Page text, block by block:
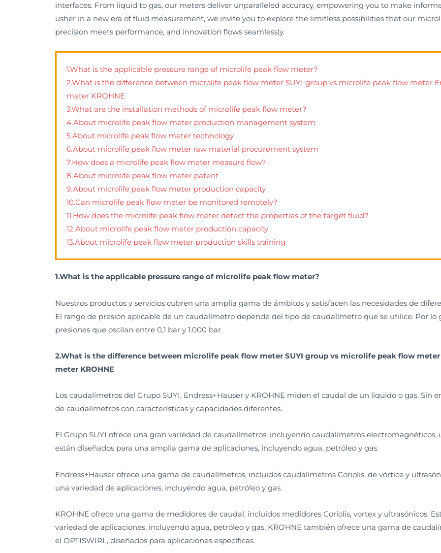
interfaces. From liquid to gas, our meters deliver unparalleled accuracy, empowering you to make
usher in a new era of fluid measurement, we invite you to explore the limitless possibilities that our
precision meets performance, and innovation flows seamlessly.
1.What is the applicable pressure range of microlife peak flow meter?
2.What is the difference between microlife peak flow meter SUYI group vs microlife peak flow meter
meter KROHNE
3.What are the installation methods of microlife peak flow meter?
4.About microlife peak flow meter production management system
5.About microlife peak flow meter technology
6.About microlife peak flow meter raw material procurement system
7.How does a microlife peak flow meter measure flow?
8.About microlife peak flow meter patent
9.About microlife peak flow meter production capacity
10.Can microlife peak flow meter be monitored remotely?
11.How does the microlife peak flow meter detect the properties of the target fluid?
12.About microlife peak flow meter production capacity
13.About microlife peak flow meter production skills training
1.What is the applicable pressure range of microlife peak flow meter?
Nuestros productos y servicios cubren una amplia gama de ámbitos y satisfacen las necesidades de
El rango de presión aplicable de un caudalímetro depende del tipo de caudalímetro que se utilice. Por
presiones que oscilan entre 0,1 bar y 1.000 bar.
2.What is the difference between microlife peak flow meter SUYI group vs microlife peak flow
meter KROHNE
Los caudalímetros del Grupo SUYI, Endress+Hauser y KROHNE miden el caudal de un líquido o gas. Sin
de caudalímetros con características y capacidades diferentes.
El Grupo SUYI ofrece una gran variedad de caudalímetros, incluyendo caudalímetros electromagnéticos,
están diseñados para una amplia gama de aplicaciones, incluyendo agua, petróleo y gas.
Endress+Hauser ofrece una gama de caudalímetros, incluidos caudalímetros Coriolis, de vórtice y
una variedad de aplicaciones, incluyendo agua, petróleo y gas.
KROHNE ofrece una gama de medidores de caudal, incluidos medidores Coriolis, vortex y ultrasónicos.
variedad de aplicaciones, incluyendo agua, petróleo y gas. KROHNE también ofrece una gama de
el OPTISWIRL, diseñados para aplicaciones específicas.